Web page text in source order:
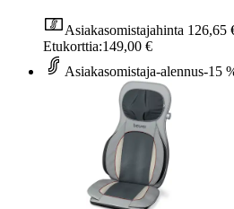
Asiakasomistajahinta 126,65
Etukorttia:149,00 €
Asiakasomistaja-alennus-15